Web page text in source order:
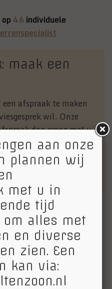
46 individuele
maak een
afspraak te maken
wil. Onze
dan graag met u
via:
of telefonisch via 030-
aan onze
plannen wij
met u in
tijd
om alles met
en diverse
zien. Een
kan via: